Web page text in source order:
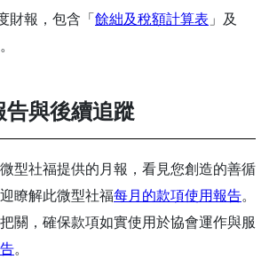
財報，包含「餘絀及稅額計算表 」及
與後續追蹤
型社福提供的月報，看見您創造的善循
瞭解此微型社福每月的款項使用報告。
關，確保款項如實使用於協會運作與服
。